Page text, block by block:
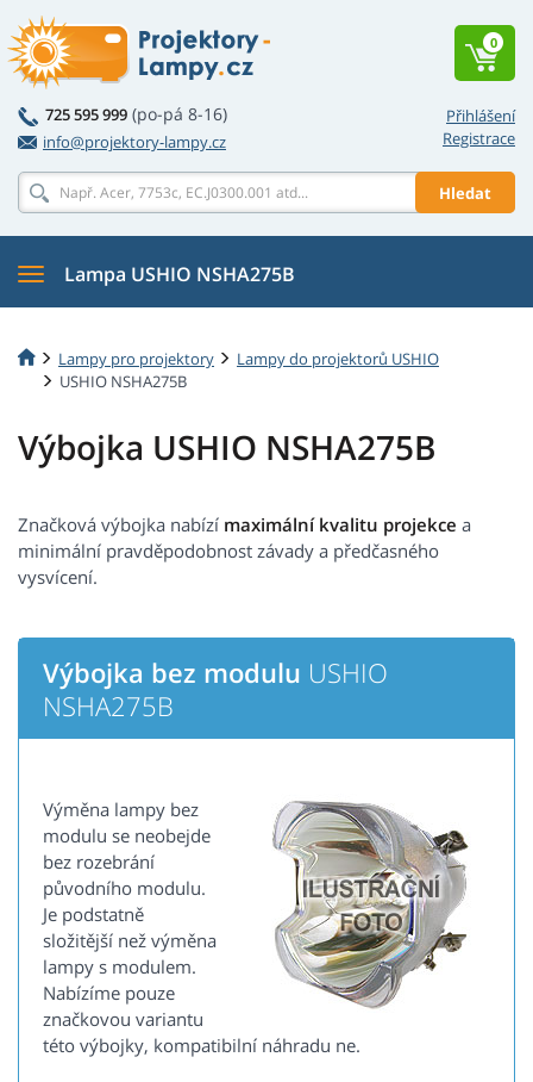
Přihlášení
Registrace
725 595 999 (po-pá 8-16)
info@projektory-lampy.cz
Hledat
0
Lampa USHIO NSHA275B
Lampy pro projektory
Lampy do projektorů USHIO
USHIO NSHA275B
Výbojka USHIO NSHA275B
Značková výbojka nabízí maximální kvalitu projekce a
minimální pravděpodobnost závady a předčasného
vysvícení.
Výbojka bez modulu USHIO
NSHA275B
Výměna lampy bez
modulu se neobejde
bez rozebrání
původního modulu.
Je podstatně
složitější než výměna
lampy s modulem.
Nabízíme pouze
značkovou variantu
této výbojky, kompatibilní náhradu ne.